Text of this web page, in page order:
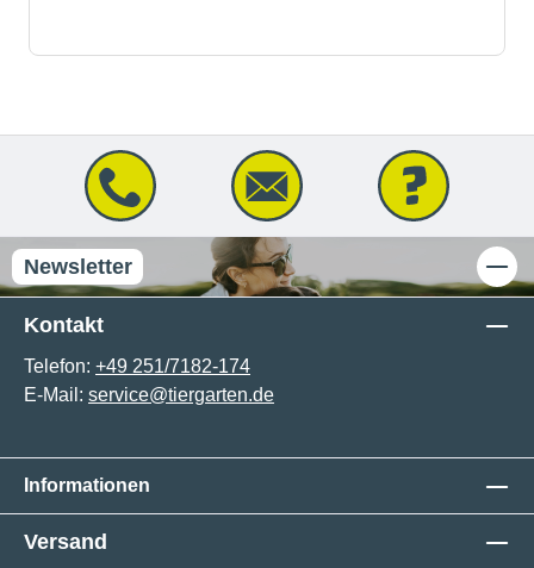
Newsletter
Kontakt
Telefon: +49 251/7182-174
E-Mail: service@tiergarten.de
Informationen
Versand